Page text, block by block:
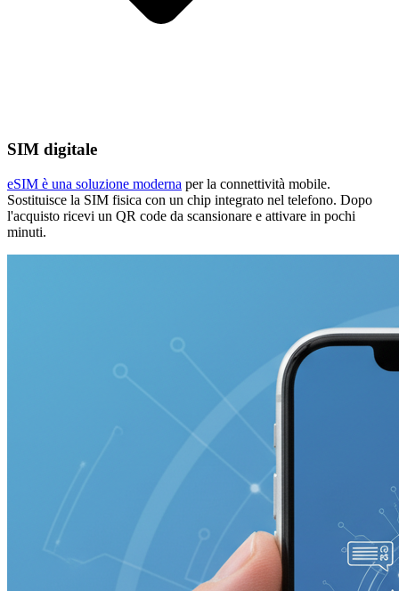
SIM digitale
eSIM è una soluzione moderna per la connettività mobile.
Sostituisce la SIM fisica con un chip integrato nel telefono. Dopo
l'acquisto ricevi un QR code da scansionare e attivare in pochi
minuti.